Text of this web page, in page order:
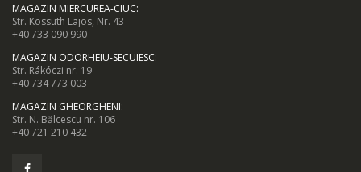
MAGAZIN MIERCUREA-CIUC:
Str. Kossuth Lajos, Nr. 43
+40 733 090 990
MAGAZIN ODORHEIU-SECUIESC:
Str. Rákóczi nr. 19
+40 734 773 003
MAGAZIN GHEORGHENI:
Str. N. Bălcescu nr. 106
+40 721 210 432